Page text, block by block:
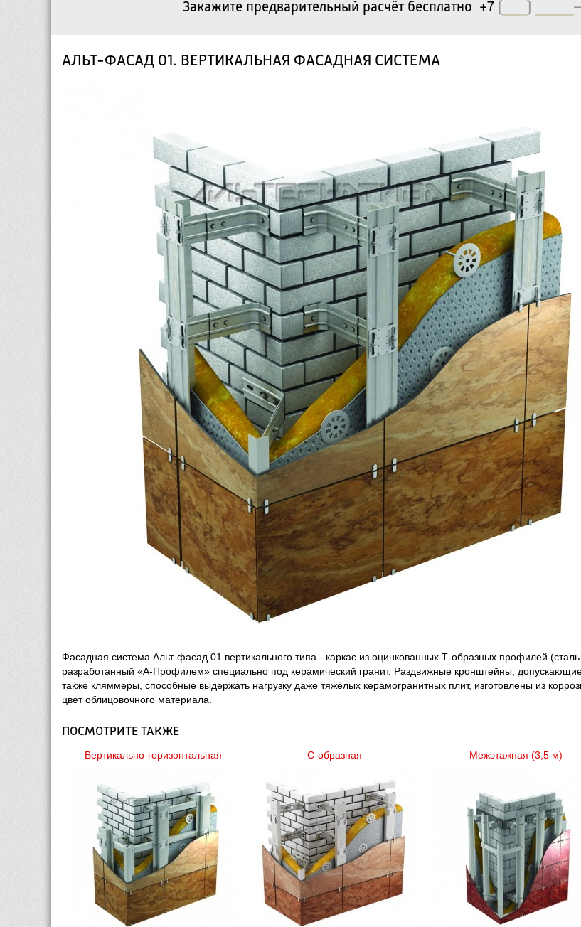
Закажите предварительный расчёт бесплатно +7 –
АЛЬТ-ФАСАД 01. ВЕРТИКАЛЬНАЯ ФАСАДНАЯ СИСТЕМА
Фасадная система Альт-фасад 01 вертикального типа - каркас из оцинкованных Т-образных профилей
разработанный «А-Профилем» специально под керамический гранит. Раздвижные кронштейны,
также кляммеры, способные выдержать нагрузку даже тяжёлых керамогранитных плит, изготовлены из
цвет облицовочного материала.
ПОСМОТРИТЕ ТАКЖЕ
Вертикально-горизонтальная С-образная Межэтажная (3,5 м)